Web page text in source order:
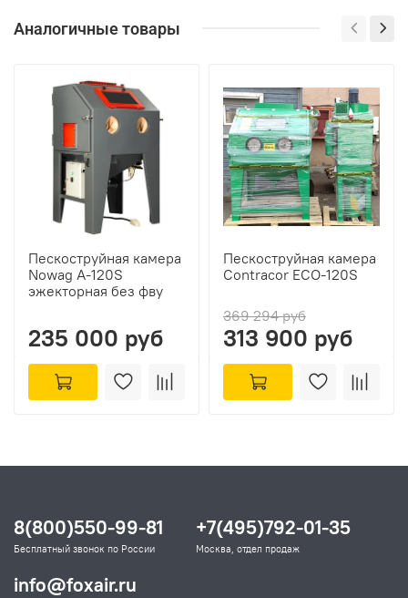
Аналогичные товары
Пескоструйная камера
Nowag A-120S
эжекторная без фву
235 000 руб
Пескоструйная камера
Contracor ECO-120S
369 294 руб
313 900 руб
8(800)550-99-81
Бесплатный звонок по России
+7(495)792-01-35
Москва, отдел продаж
info@foxair.ru